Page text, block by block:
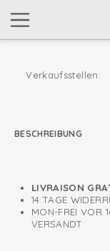
Verkaufsstellen:
BESCHREIBUNG
LIVRAISON
14 TAGE
MON-FREI VOR
VERSANDT